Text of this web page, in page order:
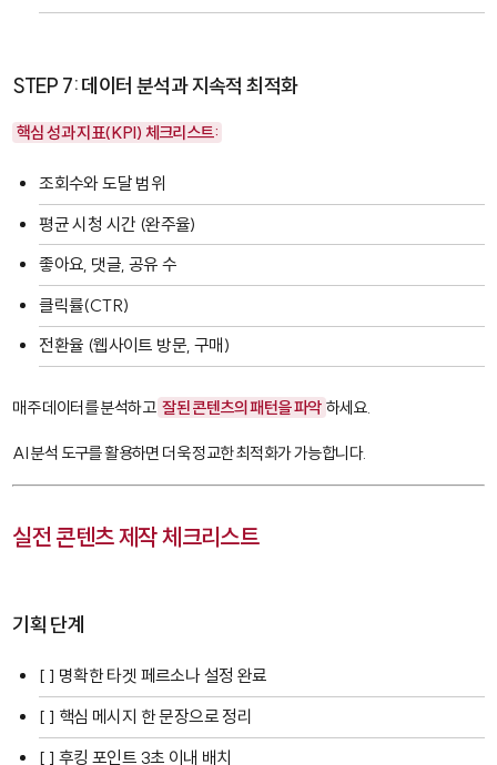
STEP 7: 데이터 분석과 지속적 최적화
핵심 성과 지표(KPI) 체크리스트:
조회수와 도달 범위
평균 시청 시간 (완주율)
좋아요, 댓글, 공유 수
클릭률(CTR)
전환율 (웹사이트 방문, 구매)
매주 데이터를 분석하고 잘된 콘텐츠의 패턴을 파악 하세요.
AI 분석 도구를 활용하면 더욱 정교한 최적화가 가능합니다.
실전 콘텐츠 제작 체크리스트
기획 단계
[ ] 명확한 타겟 페르소나 설정 완료
[ ] 핵심 메시지 한 문장으로 정리
[ ] 후킹 포인트 3초 이내 배치